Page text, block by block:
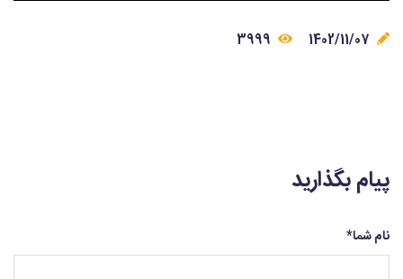
پیام بگذارید
نام شما*